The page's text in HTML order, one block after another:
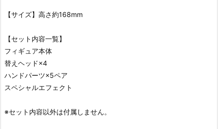
【サイズ】高さ約168mm
【セット内容一覧】
フィギュア本体
替えヘッド×4
ハンドパーツ×5ペア
スペシャルエフェクト
※セット内容以外は付属しません。